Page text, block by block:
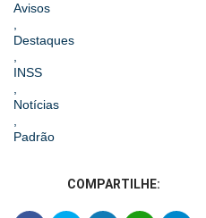
Avisos
,
Destaques
,
INSS
,
Notícias
,
Padrão
COMPARTILHE: